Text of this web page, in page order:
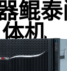
鲲
体机